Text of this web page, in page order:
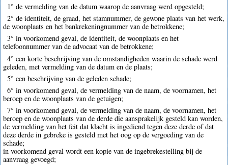
1° de vermelding van de datum waarop de aanvraag werd opgesteld;
2° de identiteit, de graad, het stamnummer, de gewone plaats van het werk,
de woonplaats en het bankrekeningnummer van de betrokkene;
3° in voorkomend geval, de identiteit, de woonplaats en het
telefoonnummer van de advocaat van de betrokkene;
4° een korte beschrijving van de omstandigheden waarin de schade werd
geleden, met vermelding van de datum en de plaats;
5° een beschrijving van de geleden schade;
6° in voorkomend geval, de vermelding van de naam, de voornamen, het
beroep en de woonplaats van de getuigen;
7° in voorkomend geval, de vermelding van de naam, de voornamen, het
beroep en de woonplaats van de derde die aansprakelijk gesteld kan worden,
de vermelding van het feit dat klacht is ingediend tegen deze derde of dat
deze derde in gebreke is gesteld met het oog op de vergoeding van de
schade;
in voorkomend geval wordt een kopie van de ingebrekestelling bij de
aanvraag gevoegd;